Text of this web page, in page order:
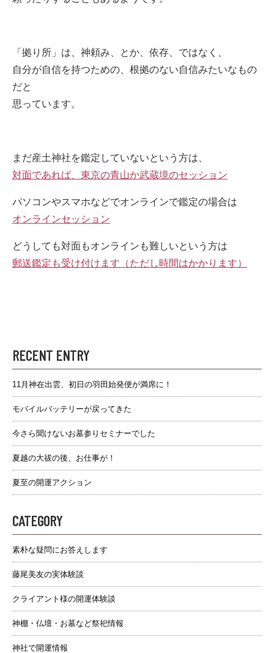
「拠り所」は、神頼み、とか、依存、ではなく、
自分が自信を持つための、根拠のない自信みたいなもの
だと
思っています。
まだ産土神社を鑑定していないという方は、
対面であれば、東京の青山か武蔵境のセッション
パソコンやスマホなどでオンラインで鑑定の場合は
オンラインセッション
どうしても対面もオンラインも難しいという方は
郵送鑑定も受け付けます（ただし時間はかかります）
RECENT ENTRY
11月神在出雲、初日の羽田始発便が満席に！
モバイルバッテリーが戻ってきた
今さら聞けないお墓参りセミナーでした
夏越の大祓の後、お仕事が！
夏至の開運アクション
CATEGORY
素朴な疑問にお答えします
藤尾美友の実体験談
クライアント様の開運体験談
神棚・仏壇・お墓など祭祀情報
神社で開運情報